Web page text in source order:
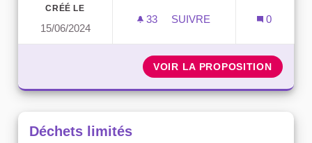
CRÉÉ LE
15/06/2024
33 33 ABONNÉS
SUIVRE
0
VOIR LA PROPOSITION
Déchets limités